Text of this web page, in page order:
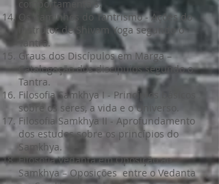
comportamentais.
Os Caminhos do Tantrismo - Ações do
Instrutor de Shivam Yoga segundo o
Tantra.
Graus dos Discípulos em Marga –
Catalogação dos discípulos segundo o
Tantra.
Filosofia Samkhya I - Princípios básicos
sobre os seres, a vida e o Universo.
Filosofia Samkhya II - Aprofundamento
dos estudos sobre os princípios do
Samkhya.
Filosofia Vedanta em Oposição ao
Samkhya – Oposições entre o Vedanta